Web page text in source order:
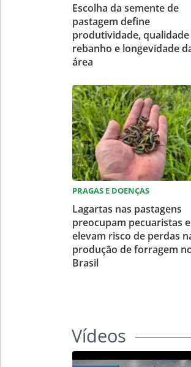
Escolha da semente de
pastagem define
produtividade, qualidade
rebanho e longevidade
área
PRAGAS E DOENÇAS
Lagartas nas pastagens
preocupam pecuaristas e
elevam risco de perdas
produção de forragem
Brasil
Vídeos